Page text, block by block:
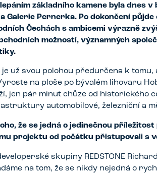
základního kamene byla dnes
Galerie Pernerka. Po dokončení
Čechách s ambicemi výrazně
možností, významných
už svou polohou předurčena k
na ploše po bývalém lihovaru
jen pár minut chůze od historického
automobilové, železniční a
že se jedná o jedinečnou
projektu od počátku přistupovali s
skupiny REDSTONE
na tom, že se nikdy nejedná o